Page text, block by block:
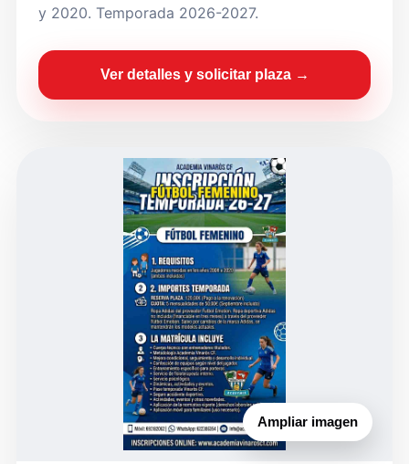
y 2020. Temporada 2026-2027.
Ver detalles y solicitar plaza →
Ampliar imagen